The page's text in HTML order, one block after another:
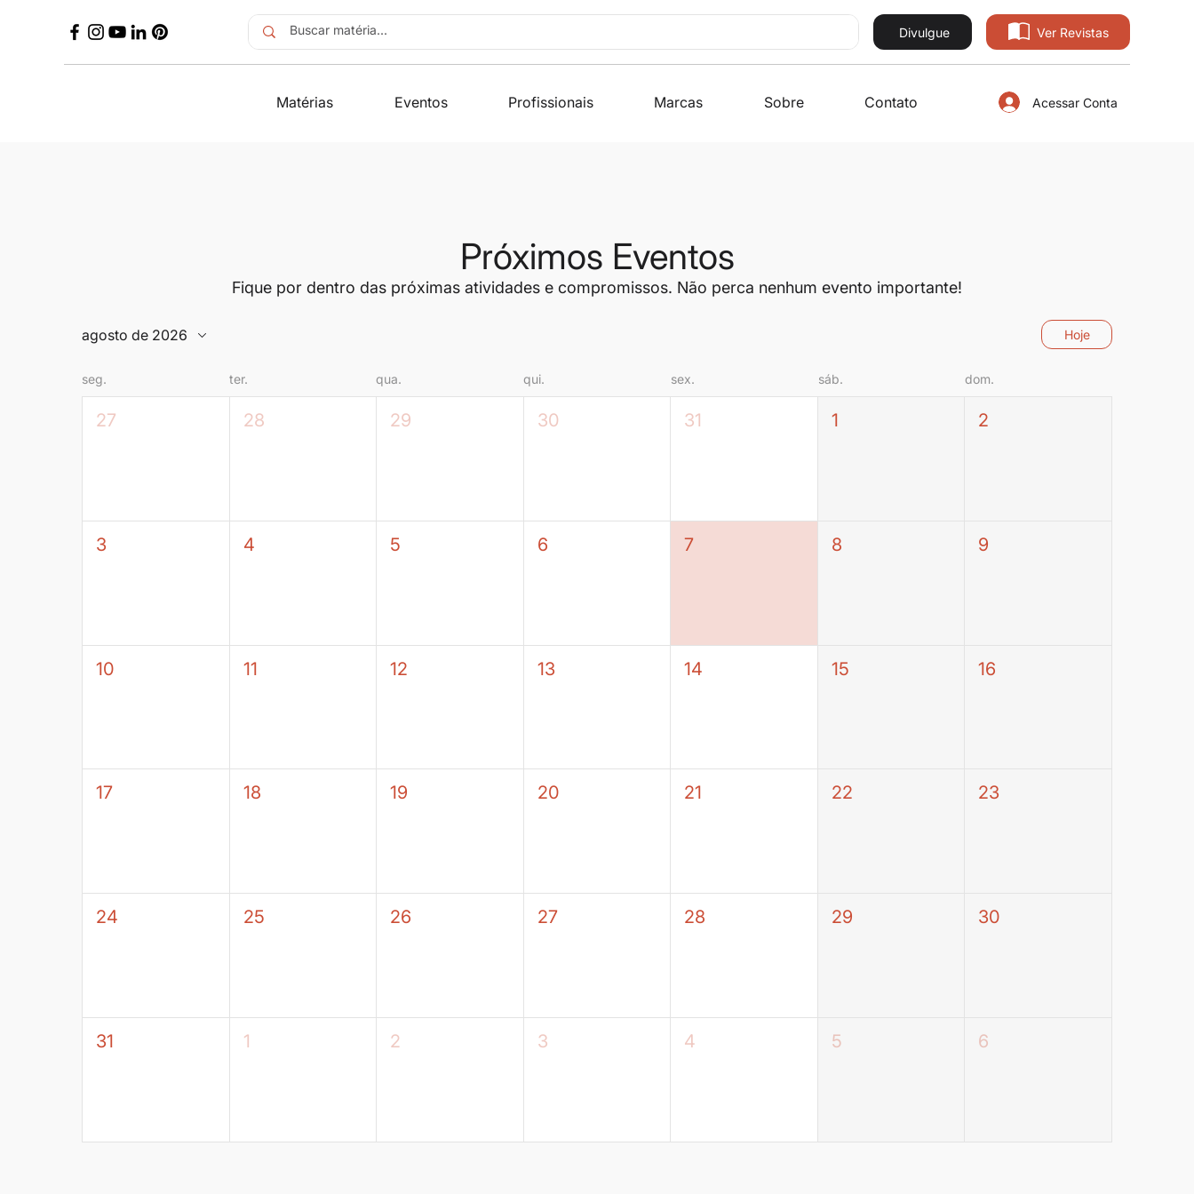
Divulgue Ver Revistas
Matérias Eventos Profissionais Marcas Sobre Contato Acessar Conta
Próximos Eventos
Fique por dentro das próximas atividades e compromissos. Não perca nenhum evento importante!
agosto de 2026 Hoje
seg. ter. qua. qui. sex. sáb. dom.
27 28 29 30 31 1 2
3 4 5 6 7 8 9
10 11 12 13 14 15 16
17 18 19 20 21 22 23
24 25 26 27 28 29 30
31 1 2 3 4 5 6